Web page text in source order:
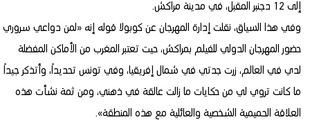
إلى 12 دجنبر المقبل، في مدينة مراكش.
وفي هذا السياق، نقلت إدارة المهرجان عن كوبولا قوله إنه «لمن دواعي سروري
حضور المهرجان الدولي للفيلم بمراكش، حيت تعتبر المغرب من الأماكن المفضلة
لدي في العالم، زرت جدتي في شمال إفريقيا، وفي تونس تحديداً، وأتذكر جيداً
ما كانت تروي لي من حكايات ما زالت عالقة في ذهني، ومن ثمة نشأت هذه
العلاقة الحميمية الشخصية والعائلية مع هذه المنطقة».